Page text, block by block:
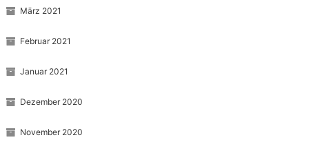
März 2021
Februar 2021
Januar 2021
Dezember 2020
November 2020